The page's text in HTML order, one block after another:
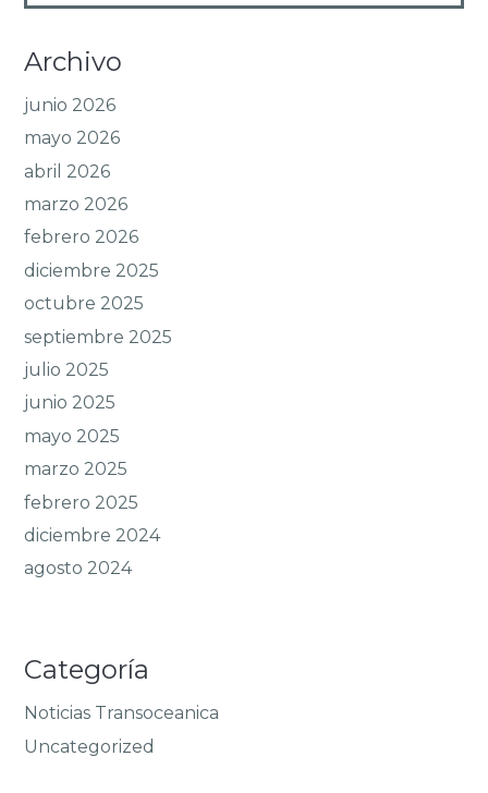
Archivo
junio 2026
mayo 2026
abril 2026
marzo 2026
febrero 2026
diciembre 2025
octubre 2025
septiembre 2025
julio 2025
junio 2025
mayo 2025
marzo 2025
febrero 2025
diciembre 2024
agosto 2024
Categoría
Noticias Transoceanica
Uncategorized